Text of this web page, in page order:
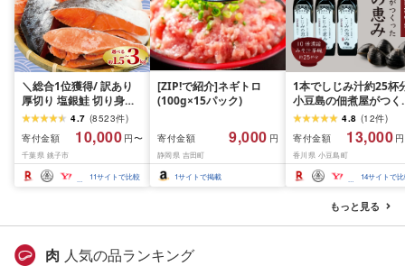
＼総合1位獲得/ 訳あり
厚切り 塩銀鮭 切り身
1.5kg 2kg 3kg 定期便
[選べる内容量] 人気 鮭
さけ しゃけ サーモン 魚
魚介類 魚介 魚貝 水産 海
鮮 海産物 冷凍 厚切 肉
厚 塩鮭 銀鮭 ふるさと 送
4.7 (8523件)
寄付金額
10,000 円〜
千葉県 銚子市
11サイトで比較
[ZIP!で紹介]ネギトロ
(100g×15パック)
寄付金額 9,000 円
静岡県 吉田町
1サイトで掲載
1本でしじみ汁約25杯
小豆島の佃煮屋がつく
た「しじみの恵み」
240ml×3本・5本 | 香
香川県 小豆島 小豆島
四国 お土産 ふるさと
税 支援 返礼品 支援品
産 お取り寄せ ご当地
り寄せ 特産品 名産品
じみ汁 しじみ シジミ
4.8 (12件)
寄付金額
13,000
香川県 小豆島町
14サイトで
もっと見る
肉 人気の品ランキング